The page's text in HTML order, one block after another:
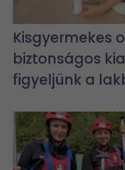
Kisgyermekes
biztonságos
figyeljünk a